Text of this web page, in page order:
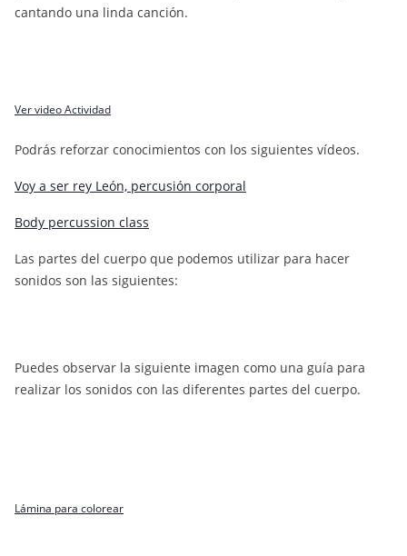
cantando una linda canción.
Ver video Actividad
Podrás reforzar conocimientos con los siguientes vídeos.
Voy a ser rey León, percusión corporal
Body percussion class
Las partes del cuerpo que podemos utilizar para hacer
sonidos son las siguientes:
Puedes observar la siguiente imagen como una guía para
realizar los sonidos con las diferentes partes del cuerpo.
Lámina para colorear